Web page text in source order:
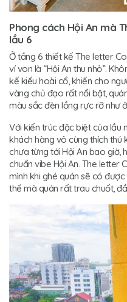
Phong cách Hội An mà
lầu 6
Ở tầng 6 thiết kế The letter
ví von là “Hội An thu nhỏ”.
kế kiểu hoài cổ, khiến cho
vàng chủ đạo rất nổi bật,
màu sắc đèn lồng rực rỡ như
Với kiến trúc đặc biệt của lầu
khách hàng vô cùng thích thú
chưa từng tới Hội An bao giờ,
chuẩn vibe Hội An. The letter
mình khi ghé quán sẽ có
thế mà quán rất trau chuốt,